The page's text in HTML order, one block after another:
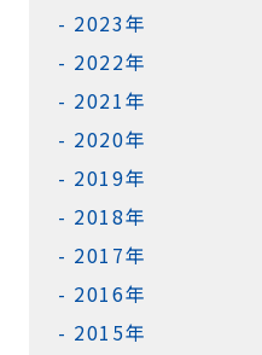
2023年
2022年
2021年
2020年
2019年
2018年
2017年
2016年
2015年